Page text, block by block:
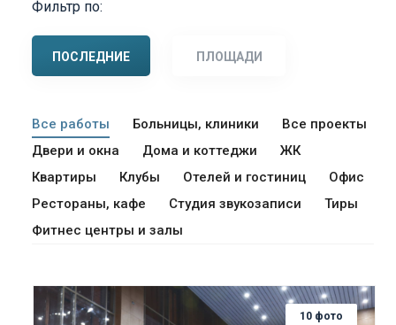
Фильтр по:
ПОСЛЕДНИЕ ПЛОЩАДИ
Все работы Больницы, клиники
Все проекты
Двери и окна
Дома и коттеджи
ЖК
Квартиры
Клубы Отелей и гостиниц
Офис
Рестораны, кафе
Студия звукозаписи
Тиры
Фитнес центры и залы
10 фото